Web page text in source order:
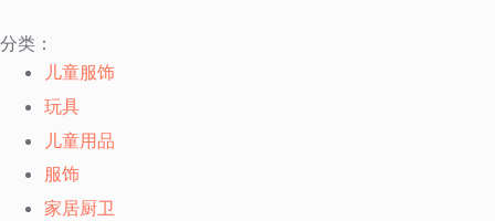
过
内
容
分类：
儿童服饰
玩具
儿童用品
服饰
家居厨卫